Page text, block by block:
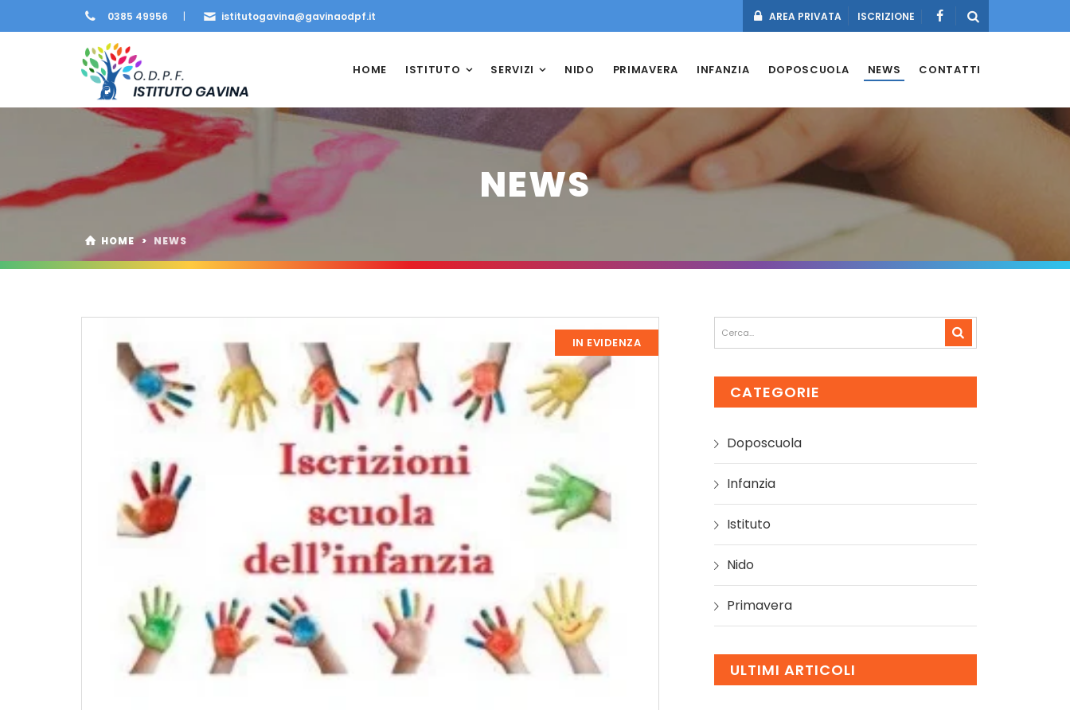
0385 49956 | istitutogavina@gavinaodpf.it AREA PRIVATA ISCRIZIONE
HOME ISTITUTO SERVIZI NIDO PRIMAVERA INFANZIA DOPOSCUOLA NEWS CONTATTI
NEWS
HOME > NEWS
IN EVIDENZA
CATEGORIE
Doposcuola
Infanzia
Istituto
Nido
Primavera
ULTIMI ARTICOLI